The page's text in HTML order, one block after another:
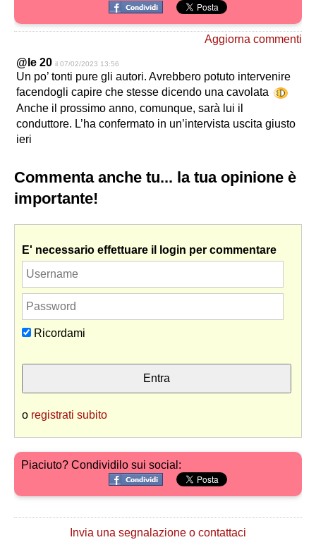
Aggiorna commenti
@le 20 il 07/02/2023 13:56
Un po’ tonti pure gli autori. Avrebbero potuto intervenire
facendogli capire che stesse dicendo una cavolata
Anche il prossimo anno, comunque, sarà lui il
conduttore. L’ha confermato in un’intervista uscita giusto
ieri
Commenta anche tu... la tua opinione è
importante!
E' necessario effettuare il login per commentare
Ricordami
o registrati subito
Piaciuto? Condividilo sui social:
Invia una segnalazione o contattaci